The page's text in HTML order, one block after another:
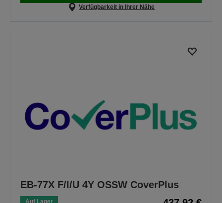
Verfügbarkeit in Ihrer Nähe
EB-77X F/I/U 4Y OSSW CoverPlus
Auf Lager